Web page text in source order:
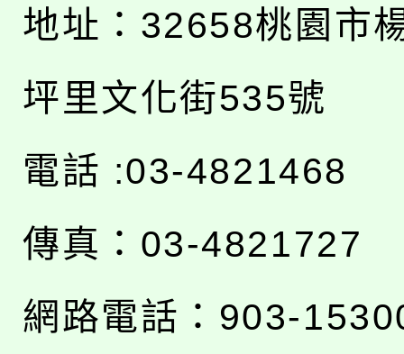
地址： 32658桃園市
坪里文化街535號
電話 :03-4821468
傳真：03-4821727
網路電話：903-